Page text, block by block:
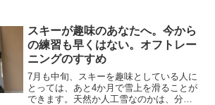
していれば次第に重さに慣れてきます。
重さを変化させず...
スキーが趣味のあなたへ。今から
の練習も早くはない。オフトレー
ニングのすすめ
7月も中旬、スキーを趣味としている人に
とっては、あと4か月で雪上を滑ることが
できます。天然か人工雪なのかは、分か